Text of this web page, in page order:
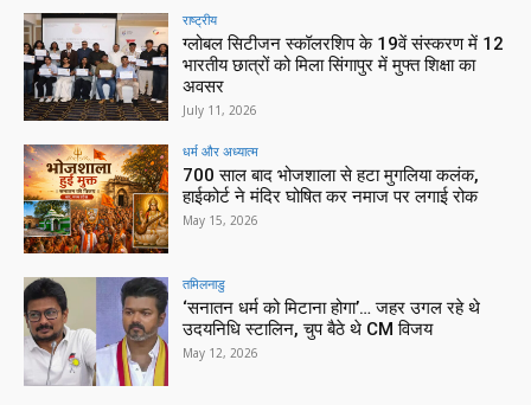
राष्ट्रीय
ग्लोबल सिटीजन स्कॉलरशिप के 19वें संस्करण में 12
भारतीय छात्रों को मिला सिंगापुर में मुफ्त शिक्षा का
अवसर
July 11, 2026
धर्म और अध्यात्म
700 साल बाद भोजशाला से हटा मुगलिया कलंक,
हाईकोर्ट ने मंदिर घोषित कर नमाज पर लगाई रोक
May 15, 2026
तमिलनाडु
‘सनातन धर्म को मिटाना होगा’… जहर उगल रहे थे
उदयनिधि स्टालिन, चुप बैठे थे CM विजय
May 12, 2026